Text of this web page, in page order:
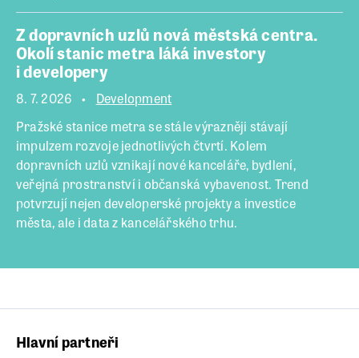
Z dopravních uzlů nová městská centra.
Okolí stanic metra láká investory
i developery
8. 7. 2026
Development
Pražské stanice metra se stále výrazněji stávají
impulzem rozvoje jednotlivých čtvrtí. Kolem
dopravních uzlů vznikají nové kanceláře, bydlení,
veřejná prostranství i občanská vybavenost. Trend
potvrzují nejen developerské projekty a investice
města, ale i data z kancelářského trhu.
Hlavní partneři